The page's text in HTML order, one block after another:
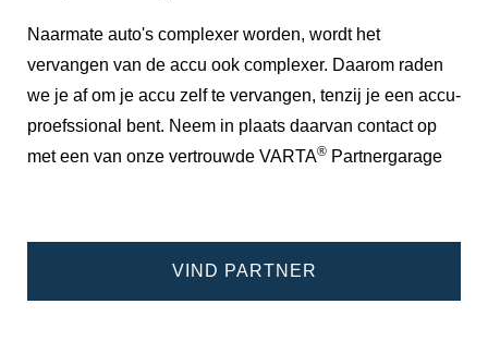
Naarmate auto's complexer worden, wordt het
vervangen van de accu ook complexer. Daarom raden
we je af om je accu zelf te vervangen, tenzij je een accu-
proefssional bent. Neem in plaats daarvan contact op
met een van onze vertrouwde VARTA® Partnergarage
VIND PARTNER